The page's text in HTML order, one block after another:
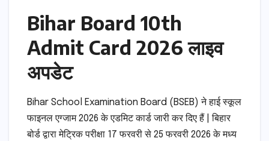
Bihar Board 10th
Admit Card 2026 लाइव
अपडेट
Bihar School Examination Board (BSEB) ने हाई स्कूल
फाइनल एग्जाम 2026 के एडमिट कार्ड जारी कर दिए हैं | बिहार
बोर्ड द्वारा मेट्रिक परीक्षा 17 फरवरी से 25 फरवरी 2026 के मध्य